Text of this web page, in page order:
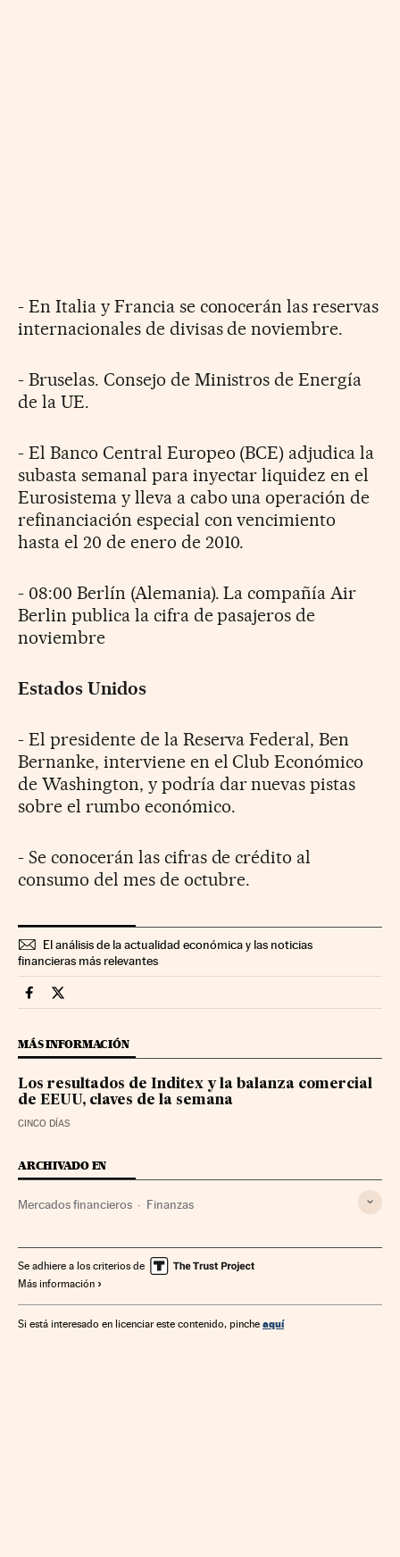
- En Italia y Francia se conocerán las reservas
internacionales de divisas de noviembre.
- Bruselas. Consejo de Ministros de Energía
de la UE.
- El Banco Central Europeo (BCE) adjudica la
subasta semanal para inyectar liquidez en el
Eurosistema y lleva a cabo una operación de
refinanciación especial con vencimiento
hasta el 20 de enero de 2010.
- 08:00 Berlín (Alemania). La compañía Air
Berlin publica la cifra de pasajeros de
noviembre
Estados Unidos
- El presidente de la Reserva Federal, Ben
Bernanke, interviene en el Club Económico
de Washington, y podría dar nuevas pistas
sobre el rumbo económico.
- Se conocerán las cifras de crédito al
consumo del mes de octubre.
El análisis de la actualidad económica y las noticias
financieras más relevantes
Mercados Financieros Cinco Días en Facebook
Mercados Financieros Cinco Días en Twitter
MÁS INFORMACIÓN
Los resultados de Inditex y la balanza comercial
de EEUU, claves de la semana
CINCO DÍAS
ARCHIVADO EN
Mercados financieros Finanzas
Se adhiere a los criterios de
Más información
Si está interesado en licenciar este contenido, pinche aquí